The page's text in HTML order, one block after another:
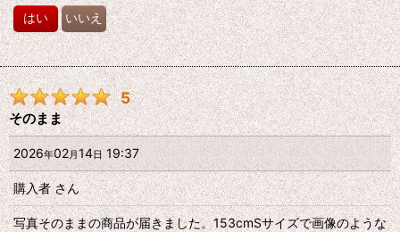
はい いいえ
5
そのまま
2026年02月14日19:37
購入者さん
写真そのままの商品が届きました。153cmSサイズで画像のような